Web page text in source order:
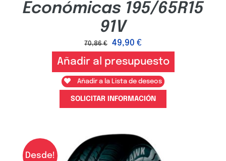
Económicas 195/65R15
91V
70,86€ 49,90 €
Añadir al presupuesto
Añadir a la Lista de deseos
SOLICITAR INFORMACIÓN
Desde!